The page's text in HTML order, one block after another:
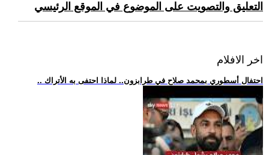
التعليق والتصويت على الموضوع في الموقع الرئيسي
اخر الافلام
.. احتفال أسطوري بمحمد صلاح في طرابزون.. لماذا احتفى به الأتراك